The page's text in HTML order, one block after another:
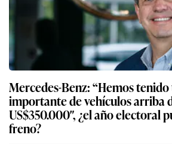
Mercedes-Benz: “Hemos
importante de vehículos arriba
US$350.000″, ¿el año electoral
freno?